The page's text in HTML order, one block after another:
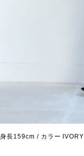
身長159cm / カラー IVORY